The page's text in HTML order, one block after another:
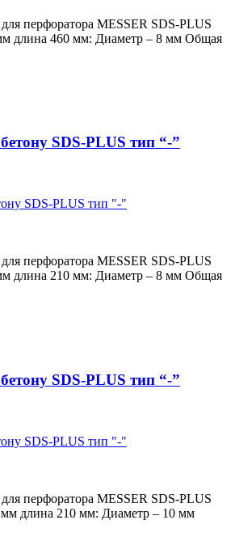
перфоратора MESSER SDS-PLUS
длина 460 мм: Диаметр – 8 мм Общая
SDS-PLUS тип “-”
SDS-PLUS тип "-"
перфоратора MESSER SDS-PLUS
длина 210 мм: Диаметр – 8 мм Общая
SDS-PLUS тип “-”
SDS-PLUS тип "-"
перфоратора MESSER SDS-PLUS
мм длина 210 мм: Диаметр – 10 мм